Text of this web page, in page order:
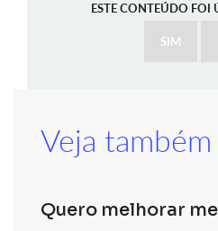
ESTE CONTEÚDO FOI
SIM
Veja também
Quero melhorar